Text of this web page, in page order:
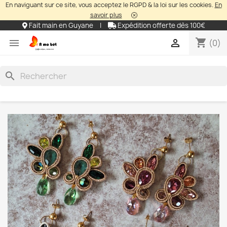
En naviguant sur ce site, vous acceptez le RGPD & la loi sur les cookies.En
savoir plus
Fait main en Guyane | Expédition offerte dès 100€
 shopping_cart (0)

search